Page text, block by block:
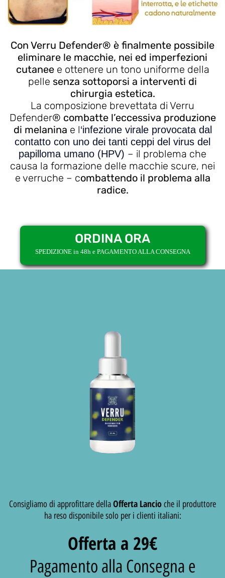
Con Verru Defender® è finalmente possibile
eliminare le macchie, nei ed imperfezioni
cutanee e ottenere un tono uniforme della
pelle senza sottoporsi a interventi di
chirurgia estetica.
La composizione brevettata di Verru
Defender® combatte l’eccessiva produzione
di melanina e l‘infezione virale provocata dal
contatto con uno dei tanti ceppi del virus del
papilloma umano (HPV) – il problema che
causa la formazione delle macchie scure, nei
e verruche – combattendo il problema alla
radice.
ORDINA ORA
SPEDIZIONE in 48h e PAGAMENTO ALLA CONSEGNA
Consigliamo di approfittare dellaOfferta Lancioche il produttore
ha reso disponibile solo per i clienti italiani:
Offerta a 29€
Pagamento alla Consegna e